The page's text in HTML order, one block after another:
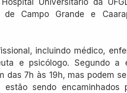
Campo Grande e
incluindo médico,
e psicólogo. Segundo a
das 7h às 19h, mas podem
sendo encaminhados